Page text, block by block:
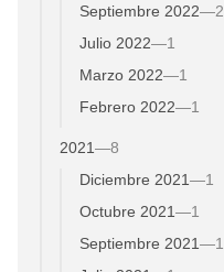
Septiembre 2022—2
Julio 2022—1
Marzo 2022—1
Febrero 2022—1
2021—8
Diciembre 2021—1
Octubre 2021—1
Septiembre 2021—1